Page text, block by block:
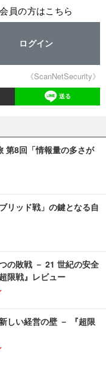
会員の方はこちら
ログイン
《ScanNetSecurity》
送る
第8回「情報量の多さが
リッド戦」の鍵となる自
の敗戦 － 21 世紀の安全
限戦』レビュー
しい経営の壁 － 『超限